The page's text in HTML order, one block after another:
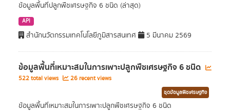
ข้อมูลพื้นที่ปลูกพืชเศรษฐกิจ 6 ชนิด (ล่าสุด)
API
สำนักนวัตกรรมเทคโนโลยีภูมิสารสนเทศ 5 มีนาคม 2569
ข้อมูลพื้นที่เหมาะสมในการเพาะปลูกพืชเศรษฐกิจ 6 ชนิด
522 total views 26 recent views
ชุดข้อมูลพืชเศรษฐกิจ
ข้อมูลพื้นที่เหมาะสมในการเพาะปลูกพืชเศรษฐกิจ 6 ชนิด